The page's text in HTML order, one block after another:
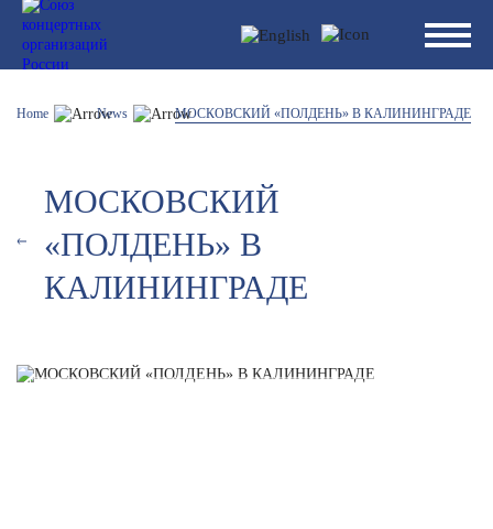
Home News МОСКОВСКИЙ «ПОЛДЕНЬ» В КАЛИНИНГРАДЕ
МОСКОВСКИЙ
«ПОЛДЕНЬ» В
КАЛИНИНГРАДЕ